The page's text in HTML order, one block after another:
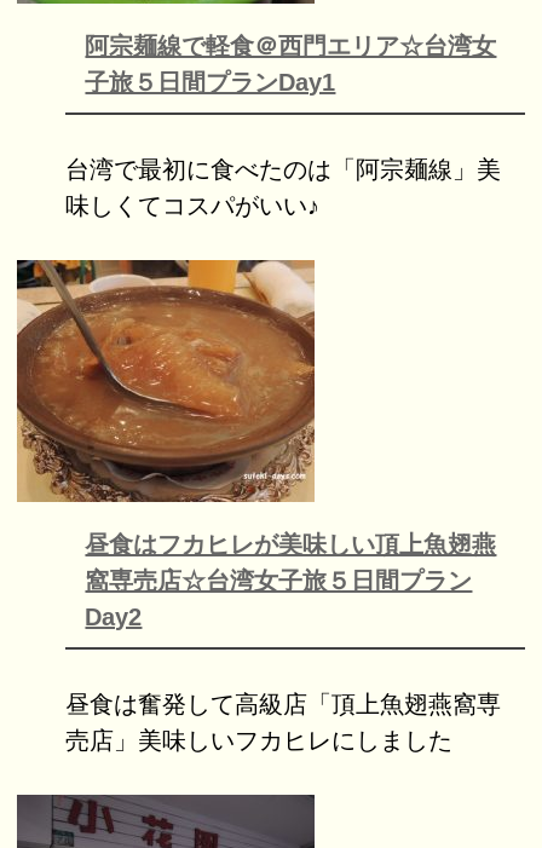
阿宗麺線で軽食＠西門エリア☆台湾女
子旅５日間プランDay1
台湾で最初に食べたのは「阿宗麺線」美
味しくてコスパがいい♪
昼食はフカヒレが美味しい頂上魚翅燕
窩専売店☆台湾女子旅５日間プラン
Day2
昼食は奮発して高級店「頂上魚翅燕窩専
売店」美味しいフカヒレにしました